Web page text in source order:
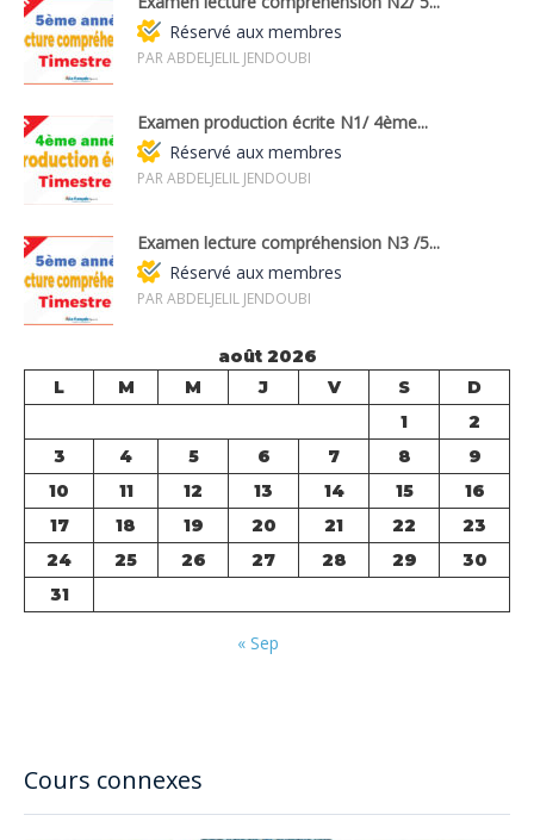
Cours connexes
Réservé aux membres
PAR ABDELJELIL JENDOUBI
Examen production écrite N1/ 4ème...
Réservé aux membres
PAR ABDELJELIL JENDOUBI
Examen lecture compréhension N3 /5...
Réservé aux membres
PAR ABDELJELIL JENDOUBI
août 2026
L
M M J V S
D
1
2
3
4 5 6 7 8
9
10
11 12 13 14 15
16
17
18 19 20 21 22
23
24
25 26 27 28 29
30
31
« Sep